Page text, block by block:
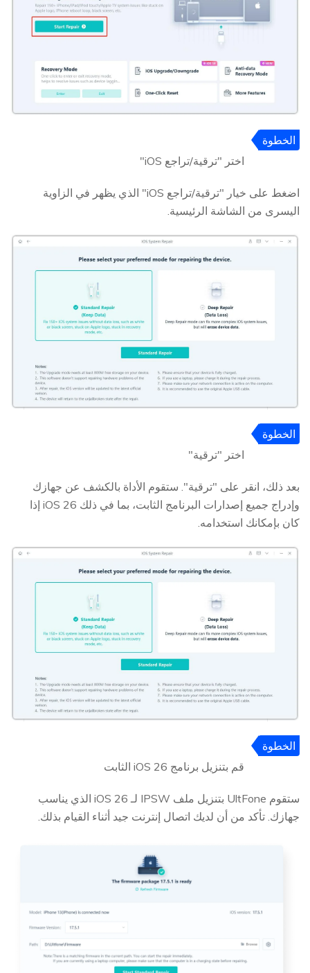
الخطوة
اختر "ترقية/تراجع iOS"
اضغط على خيار "ترقية/تراجع iOS" الذي يظهر في الزاوية
اليسرى من الشاشة الرئيسية.
الخطوة
اختر "ترقية"
بعد ذلك، انقر على "ترقية". ستقوم الأداة بالكشف عن جهازك
وإدراج جميع إصدارات البرنامج الثابت، بما في ذلك iOS 26 إذا
كان بإمكانك استخدامه.
الخطوة
قم بتنزيل برنامج iOS 26 الثابت
ستقوم UltFone بتنزيل ملف IPSW لـ iOS 26 الذي يناسب
جهازك. تأكد من أن لديك اتصال إنترنت جيد أثناء القيام بذلك.